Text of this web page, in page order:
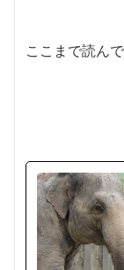
ここまで読ん